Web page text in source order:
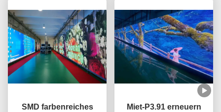
SMD farbenreiches
Miet-P3.91 erneuern